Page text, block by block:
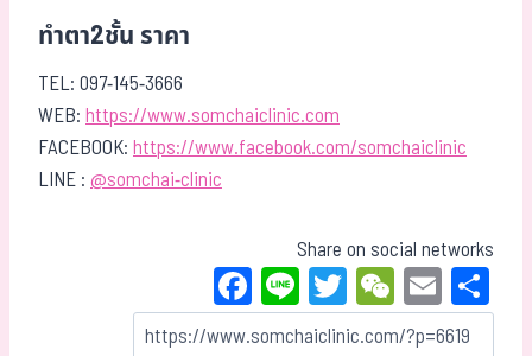
ทำตา2ชั้น ราคา
TEL: 097-145-3666
WEB:https://www.somchaiclinic.com
FACEBOOK:https://www.facebook.com/somchaiclinic
LINE :@somchai-clinic
Share on social networks
Fa
ce
Li
ne
T
wi
W
eC
E
m